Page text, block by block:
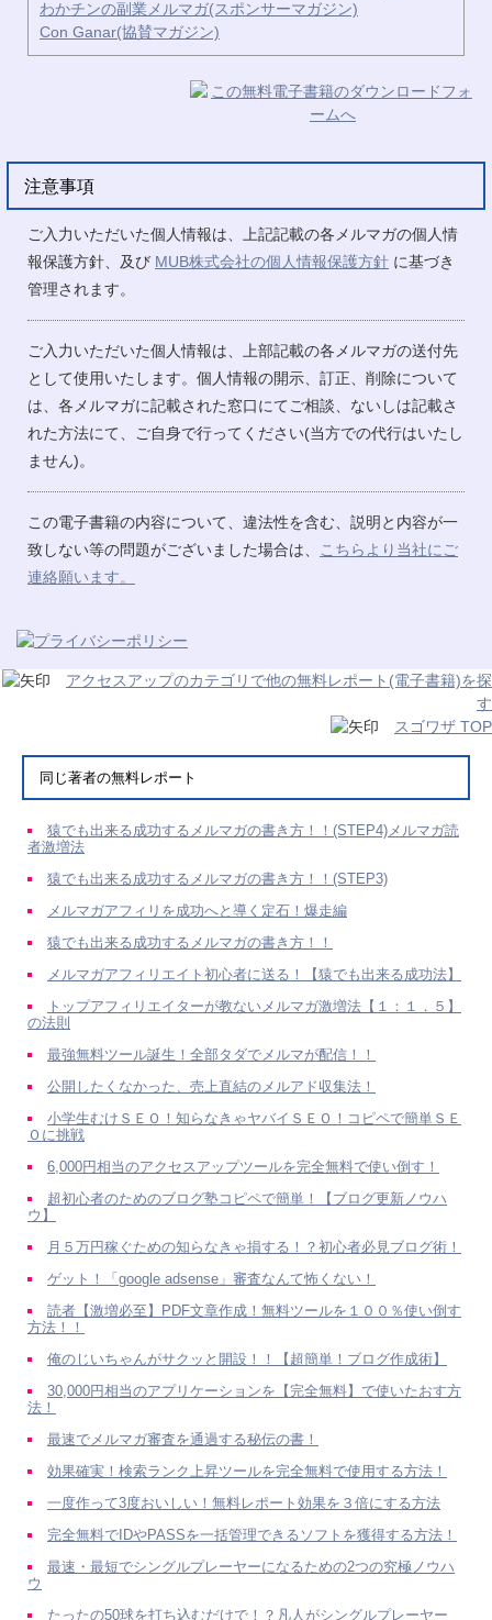
わかチンの副業メルマガ(スポンサーマガジン)
Con Ganar(協賛マガジン)
注意事項
ご入力いただいた個人情報は、上記記載の各メルマガの個人情
報保護方針、及び MUB株式会社の個人情報保護方針 に基づき
管理されます。
ご入力いただいた個人情報は、上部記載の各メルマガの送付先
として使用いたします。個人情報の開示、訂正、削除について
は、各メルマガに記載された窓口にてご相談、ないしは記載さ
れた方法にて、ご自身で行ってください(当方での代行はいたし
ません)。
この電子書籍の内容について、違法性を含む、説明と内容が一
致しない等の問題がございました場合は、
こちらより当社にご
連絡願います。
アクセスアップのカテゴリで他の無料レポート(電子書籍)を探
す
スゴワザ TOP
同じ著者の無料レポート
猿でも出来る成功するメルマガの書き方！！(STEP4)メルマガ読
者激増法
猿でも出来る成功するメルマガの書き方！！(STEP3)
メルマガアフィリを成功へと導く定石！爆走編
猿でも出来る成功するメルマガの書き方！！
メルマガアフィリエイト初心者に送る！【猿でも出来る成功法】
トップアフィリエイターが教ないメルマガ激増法【１：１．５】
の法則
最強無料ツール誕生！全部タダでメルマが配信！！
公開したくなかった、売上直結のメルアド収集法！
小学生むけＳＥＯ！知らなきゃヤバイＳＥＯ！コピペで簡単ＳＥ
Ｏに挑戦
6,000円相当のアクセスアップツールを完全無料で使い倒す！
超初心者のためのブログ塾コピペで簡単！【ブログ更新ノウハ
ウ】
月５万円稼ぐための知らなきゃ損する！？初心者必見ブログ術！
ゲット！「google adsense」審査なんて怖くない！
読者【激増必至】PDF文章作成！無料ツールを１００％使い倒す
方法！！
俺のじいちゃんがサクッと開設！！【超簡単！ブログ作成術】
30,000円相当のアプリケーションを【完全無料】で使いたおす方
法！
最速でメルマガ審査を通過する秘伝の書！
効果確実！検索ランク上昇ツールを完全無料で使用する方法！
一度作って3度おいしい！無料レポート効果を３倍にする方法
完全無料でIDやPASSを一括管理できるソフトを獲得する方法！
最速・最短でシングルプレーヤーになるための2つの究極ノウハ
ウ
たったの50球を打ち込むだけで！？凡人がシングルプレーヤー